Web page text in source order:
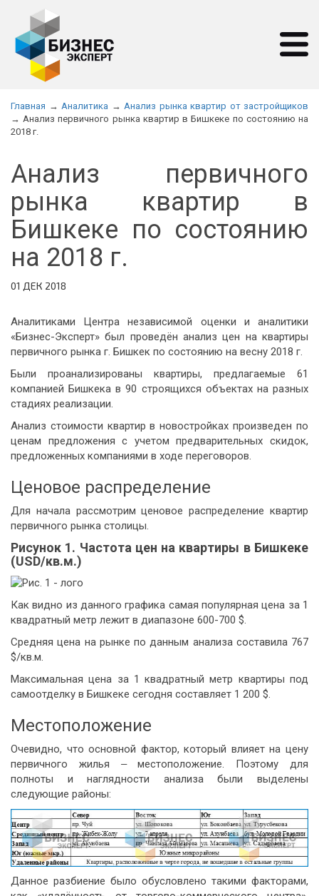
Главная → Аналитика → Анализ рынка квартир от застройщиков
→ Анализ первичного рынка квартир в Бишкеке по состоянию на
2018 г.
Анализ первичного
рынка квартир в
Бишкеке по состоянию
на 2018 г.
01 ДЕК 2018
Аналитиками Центра независимой оценки и аналитики
«Бизнес-Эксперт» был проведён анализ цен на квартиры
первичного рынка г. Бишкек по состоянию на весну 2018 г.
Были проанализированы квартиры, предлагаемые 61
компанией Бишкека в 90 строящихся объектах на разных
стадиях реализации.
Анализ стоимости квартир в новостройках произведен по
ценам предложения с учетом предварительных скидок,
предложенных компаниями в ходе переговоров.
Ценовое распределение
Для начала рассмотрим ценовое распределение квартир
первичного рынка столицы.
Рисунок 1. Частота цен на квартиры в Бишкеке
(USD/кв.м.)
Как видно из данного графика самая популярная цена за 1
квадратный метр лежит в диапазоне 600-700 $.
Средняя цена на рынке по данным анализа составила 767
$/кв.м.
Максимальная цена за 1 квадратный метр квартиры под
самоотделку в Бишкеке сегодня составляет 1 200 $.
Местоположение
Очевидно, что основной фактор, который влияет на цену
первичного жилья ‒ местоположение. Поэтому для
полноты и наглядности анализа были выделены
следующие районы:
Данное разбиение было обусловлено такими факторами,